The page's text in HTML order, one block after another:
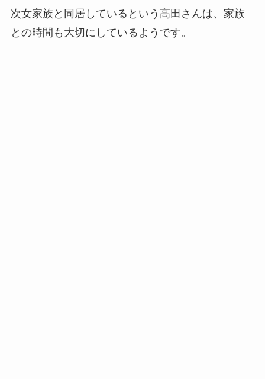
次女家族と同居しているという高田さんは、家族
との時間も大切にしているようです。